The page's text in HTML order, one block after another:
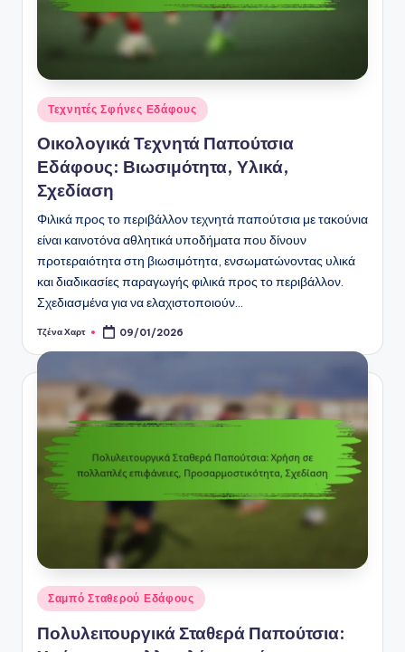
Posted
in
Τεχνητές Σφήνες Εδάφους
Οικολογικά Τεχνητά Παπούτσια
Εδάφους: Βιωσιμότητα, Υλικά,
Σχεδίαση
Φιλικά προς το περιβάλλον τεχνητά παπούτσια με τακούνια
είναι καινοτόνα αθλητικά υποδήματα που δίνουν
προτεραιότητα στη βιωσιμότητα, ενσωματώνοντας υλικά
και διαδικασίες παραγωγής φιλικά προς το περιβάλλον.
Σχεδιασμένα για να ελαχιστοποιούν…
Posted
Τζένα Χαρτ 09/01/2026
Posted
in
Σαμπό Σταθερού Εδάφους
Πολυλειτουργικά Σταθερά Παπούτσια: